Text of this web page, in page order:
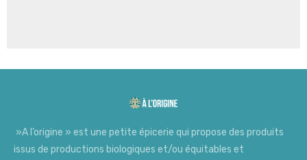
»A l’origine » est une petite épicerie qui propose des produits
issus de productions biologiques et/ou équitables et